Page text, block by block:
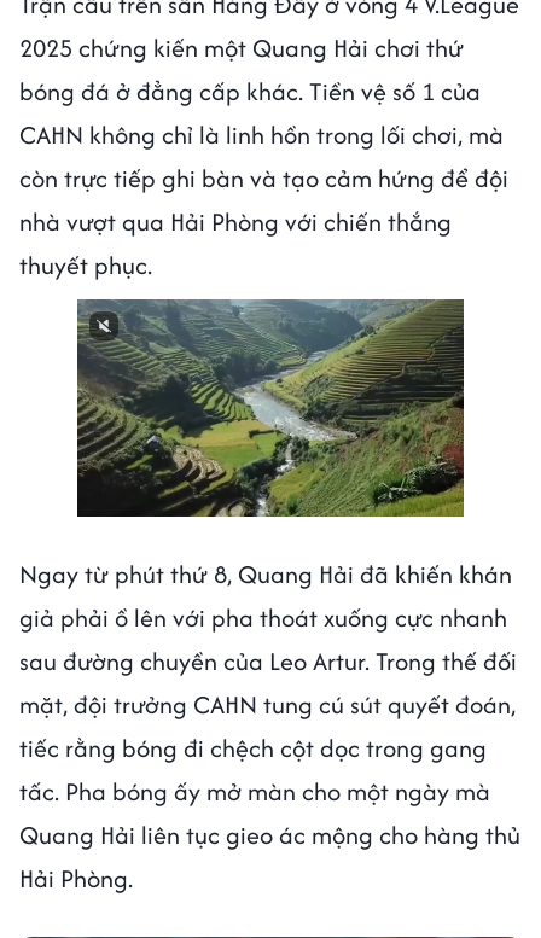
2025 chứng kiến một Quang Hải chơi thứ
bóng đá ở đẳng cấp khác. Tiền vệ số 1 của
CAHN không chỉ là linh hồn trong lối chơi, mà
còn trực tiếp ghi bàn và tạo cảm hứng để đội
nhà vượt qua Hải Phòng với chiến thắng
thuyết phục.
Ngay từ phút thứ 8, Quang Hải đã khiến khán
giả phải ồ lên với pha thoát xuống cực nhanh
sau đường chuyền của Leo Artur. Trong thế đối
mặt, đội trưởng CAHN tung cú sút quyết đoán,
tiếc rằng bóng đi chệch cột dọc trong gang
tấc. Pha bóng ấy mở màn cho một ngày mà
Quang Hải liên tục gieo ác mộng cho hàng thủ
Hải Phòng.